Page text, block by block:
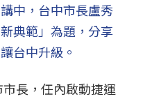
中，台中市長盧秀
典範」為題，分享
台中升級。
長，任內啟動捷運